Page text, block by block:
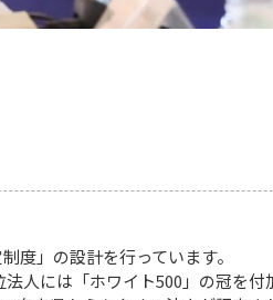
度」の設計を行っています。
人には「ホワイト500」の冠を